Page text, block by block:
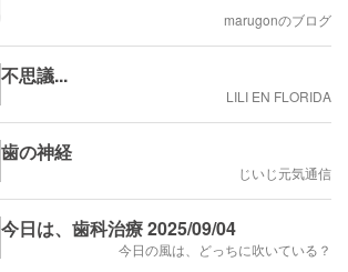
marugonのブログ
不思議...
LILI EN FLORIDA
歯の神経
じいじ元気通信
今日は、歯科治療 2025/09/04
今日の風は、どっちに吹いている？